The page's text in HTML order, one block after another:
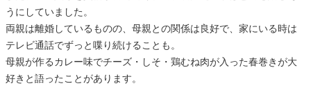
うにしていました。
両親は離婚しているものの、母親との関係は良好で、家にいる時は
テレビ通話でずっと喋り続けることも。
母親が作るカレー味でチーズ・しそ・鶏むね肉が入った春巻きが大
好きと語ったことがあります。